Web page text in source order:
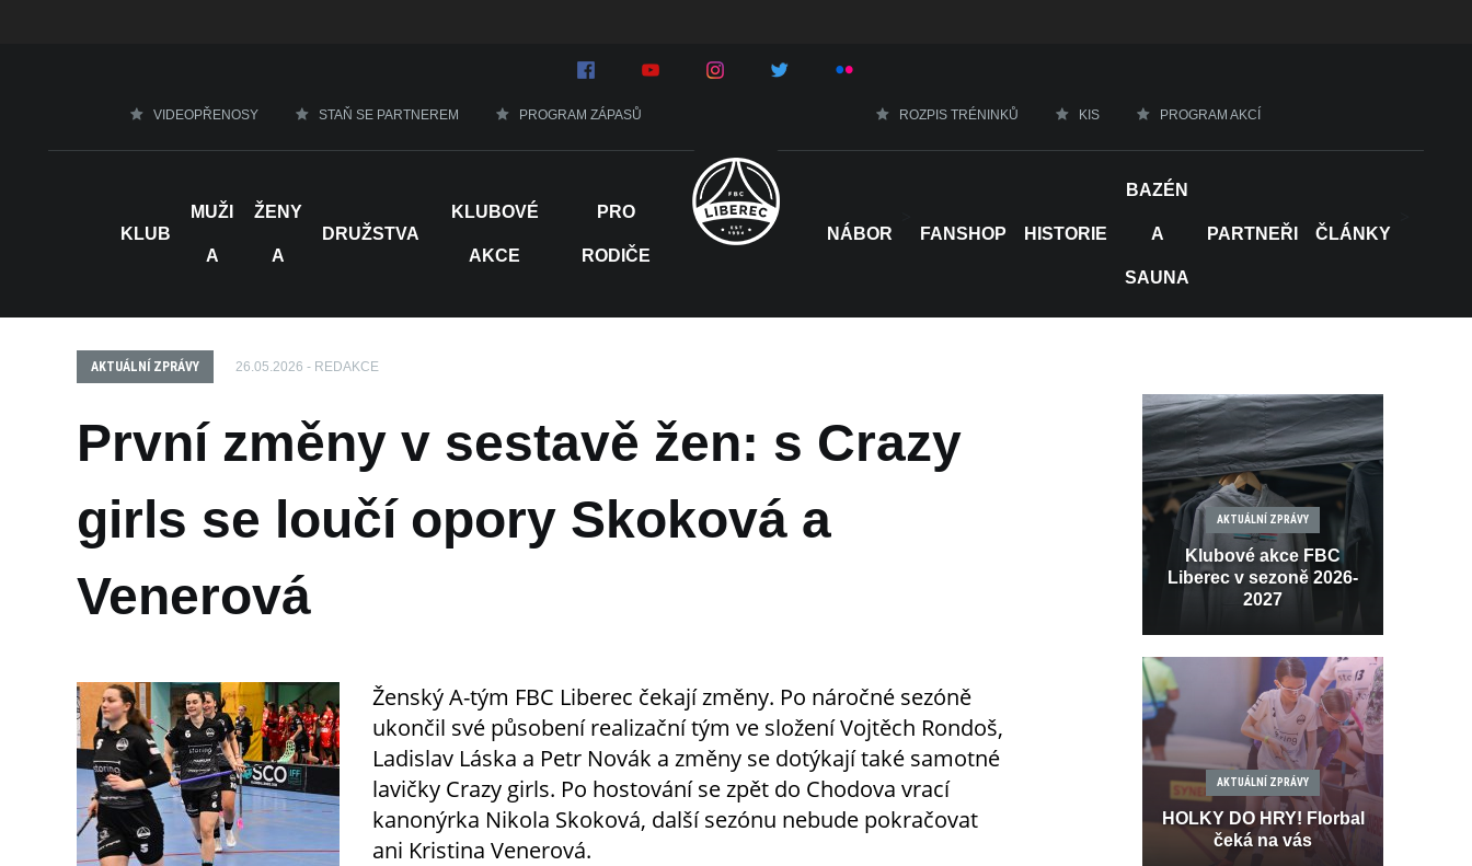
VIDEOPŘENOSY STAŇ SE PARTNEREM PROGRAM ZÁPASŮ ROZPIS TRÉNINKŮ KIS PROGRAM AKCÍ
KLUB
MUŽI
A
ŽENY
A
DRUŽSTVA
KLUBOVÉ
AKCE
PRO
RODIČE
NÁBOR FANSHOP HISTORIE
BAZÉN
A
SAUNA
PARTNEŘI ČLÁNKY
AKTUÁLNÍ ZPRÁVY 26.05.2026 - REDAKCE
První změny v sestavě žen: s Crazy
girls se loučí opory Skoková a
Venerová
Ženský A-tým FBC Liberec čekají změny. Po náročné sezóně
ukončil své působení realizační tým ve složení Vojtěch Rondoš,
Ladislav Láska a Petr Novák a změny se dotýkají také samotné
lavičky Crazy girls. Po hostování se zpět do Chodova vrací
kanonýrka Nikola Skoková, další sezónu nebude pokračovat
ani Kristina Venerová.
AKTUÁLNÍ ZPRÁVY
Klubové akce FBC
Liberec v sezoně 2026-
2027
AKTUÁLNÍ ZPRÁVY
HOLKY DO HRY! Florbal
čeká na vás